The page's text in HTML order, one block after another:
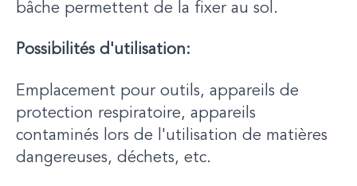
bâche permettent de la fixer au sol.
Possibilités d'utilisation:
Emplacement pour outils, appareils de
protection respiratoire, appareils
contaminés lors de l'utilisation de matières
dangereuses, déchets, etc.